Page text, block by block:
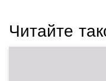
Читайте